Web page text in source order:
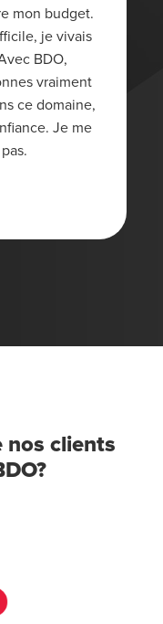
mon budget.
je vivais
BDO,
vraiment
ce domaine,
Je me
nos clients